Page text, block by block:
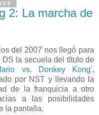
2: La marcha de
del 2007 nos llegó para
DS la secuela del título de
vs. Donkey Kong',
por NST y llevando la
de la franquicia a otro
a las posibilidades
la pantalla.